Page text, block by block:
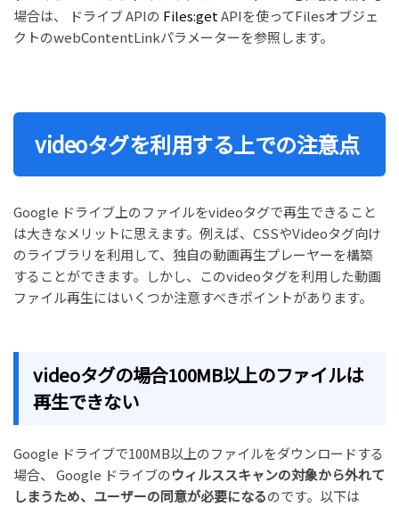
場合は、 ドライブ APIの Files:getAPIを使ってFilesオブジェ
クトのwebContentLinkパラメーターを参照します。
videoタグを利用する上での注意点
Google ドライブ上のファイルをvideoタグで再生できること
は大きなメリットに思えます。例えば、CSSやVideoタグ向け
のライブラリを利用して、独自の動画再生プレーヤーを構築
することができます。しかし、このvideoタグを利用した動画
ファイル再生にはいくつか注意すべきポイントがあります。
videoタグの場合100MB以上のファイルは
再生できない
Google ドライブで100MB以上のファイルをダウンロードする
場合、 Google ドライブのウィルススキャンの対象から外れて
しまうため、ユーザーの同意が必要になるのです。以下は